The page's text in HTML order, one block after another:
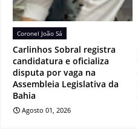
Coronel João Sá
Carlinhos Sobral registra
candidatura e oficializa
disputa por vaga na
Assembleia Legislativa da
Bahia
Agosto 01, 2026